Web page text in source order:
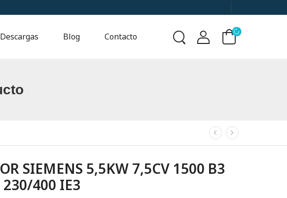
Descargas Blog Contacto
SIEMENS 5,5KW 7,5CV 1500 B3
230/400 IE3